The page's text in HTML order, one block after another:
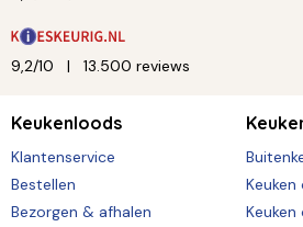
9,2/10 13.500 reviews
Keukenloods
Klantenservice
Bestellen
Bezorgen & afhalen